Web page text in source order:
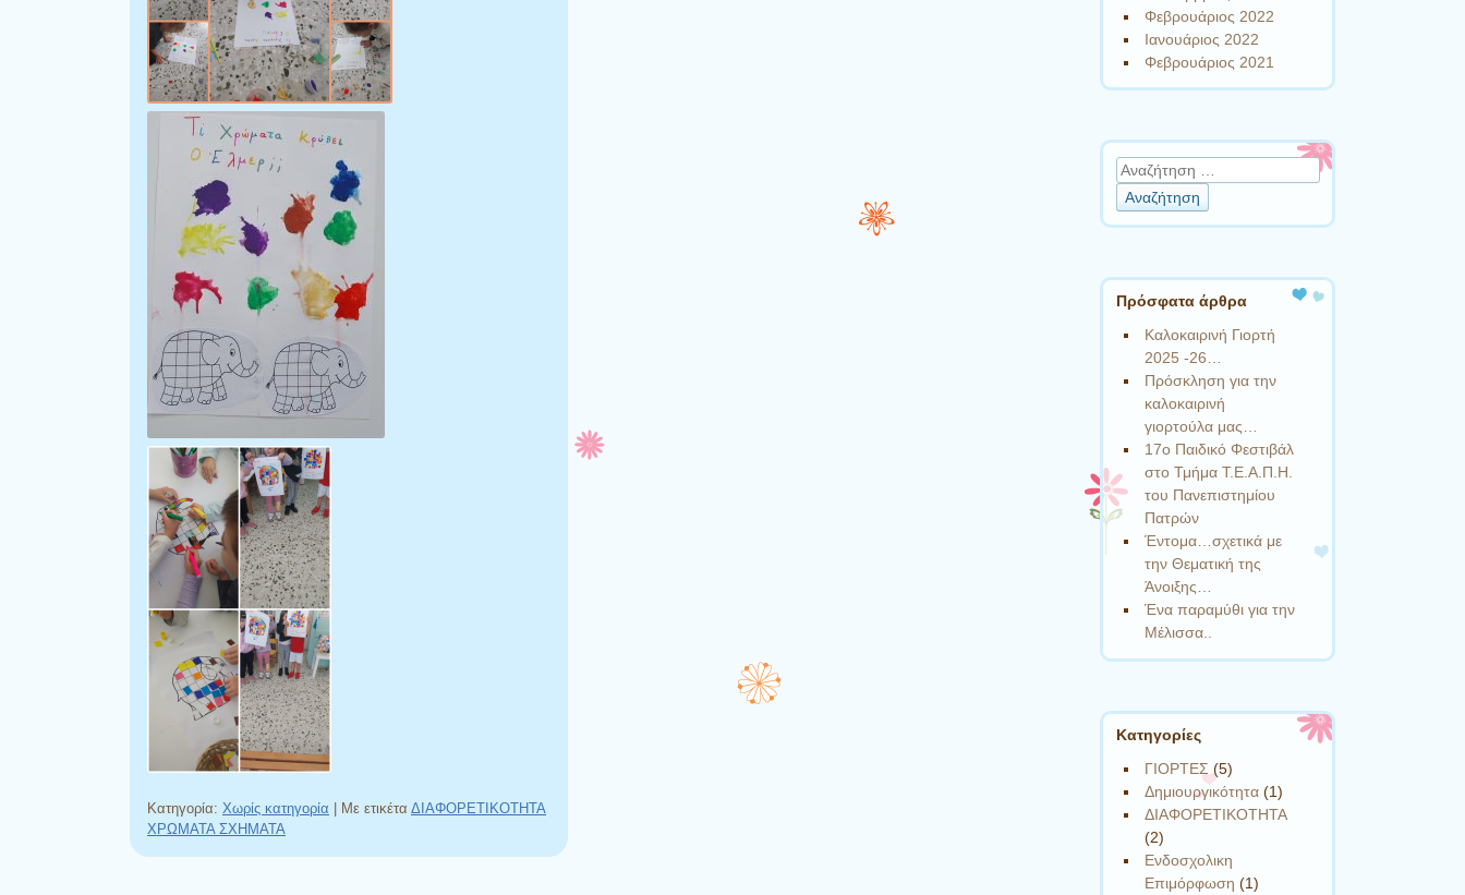
Κατηγορία: Χωρίς κατηγορία Με ετικέτα ΔΙΑΦΟΡΕΤΙΚΟΤΗΤΑ
ΧΡΩΜΑΤΑ ΣΧΗΜΑΤΑ
Φεβρουάριος 2022
Ιανουάριος 2022
Φεβρουάριος 2021
Αναζήτηση
Πρόσφατα άρθρα
Καλοκαιρινή Γιορτή
2025 -26…
Πρόσκληση για την
καλοκαιρινή
γιορτούλα μας…
17ο Παιδικό Φεστιβάλ
στο Τμήμα Τ.Ε.Α.Π.Η.
του Πανεπιστημίου
Πατρών
Έντομα…σχετικά με
την Θεματική της
Άνοιξης…
Ένα παραμύθι για την
Μέλισσα..
Kατηγορίες
ΓΙΟΡΤΕΣ (5)
Δημιουργικότητα (1)
ΔΙΑΦΟΡΕΤΙΚΟΤΗΤΑ
(2)
Ενδοσχολικη
Επιμόρφωση (1)